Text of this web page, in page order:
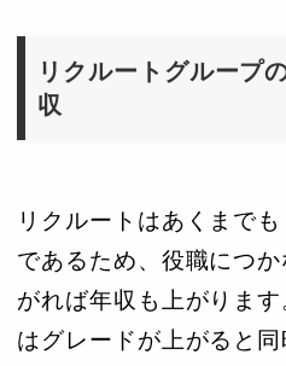
リクルートグループ
収
リクルートはあくまで
であるため、役職につ
がれば年収も上がりま
はグレードが上がると同